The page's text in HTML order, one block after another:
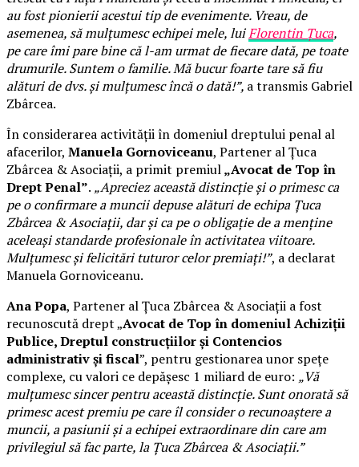
au fost pionierii acestui tip de evenimente. Vreau, de
asemenea, să mulțumesc echipei mele, luiFlorentin Țuca,
pe care îmi pare bine că l-am urmat de fiecare dată, pe toate
drumurile. Suntem o familie. Mă bucur foarte tare să fiu
alături de dvs. și mulțumesc încă o dată!”, a transmis Gabriel
Zbârcea.
În considerarea activității în domeniul dreptului penal al
afacerilor, Manuela Gornoviceanu, Partener al Țuca
Zbârcea & Asociații, a primit premiul„Avocat de Top în
Drept Penal”. „Apreciez această distincție și o primesc ca
pe o confirmare a muncii depuse alături de echipa Țuca
Zbârcea & Asociații, dar și ca pe o obligație de a menține
aceleași standarde profesionale în activitatea viitoare.
Mulțumesc și felicitări tuturor celor premiați!”, a declarat
Manuela Gornoviceanu.
Ana Popa, Partener al Țuca Zbârcea & Asociații a fost
recunoscută drept „Avocat de Top în domeniul Achiziții
Publice, Dreptul construcțiilor și Contencios
administrativ și fiscal”, pentru gestionarea unor spețe
complexe, cu valori ce depășesc 1 miliard de euro: „Vă
mulțumesc sincer pentru această distincție. Sunt onorată să
primesc acest premiu pe care îl consider o recunoaștere a
muncii, a pasiunii și a echipei extraordinare din care am
privilegiul să fac parte, la Țuca Zbârcea & Asociații.”